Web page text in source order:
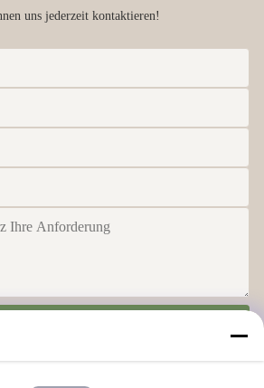
uns jederzeit kontaktieren!